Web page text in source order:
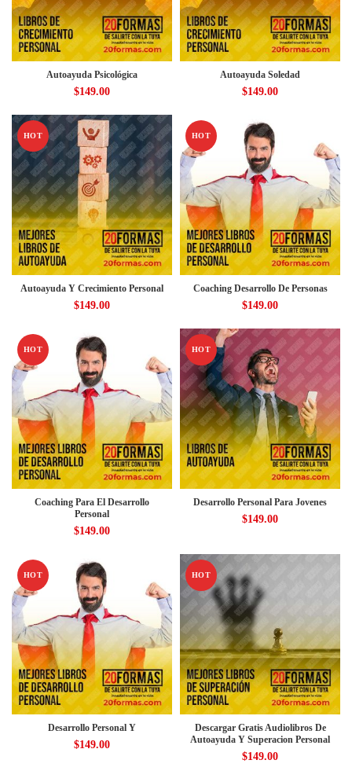
Autoayuda Psicológica
$149.00
Autoayuda Soledad
$149.00
HOT
Autoayuda Y Crecimiento Personal
$149.00
HOT
Coaching Desarrollo De Personas
$149.00
HOT
Coaching Para El Desarrollo
Personal
$149.00
HOT
Desarrollo Personal Para Jovenes
$149.00
HOT
Desarrollo Personal Y
$149.00
HOT
Descargar Gratis Audiolibros De
Autoayuda Y Superacion Personal
$149.00